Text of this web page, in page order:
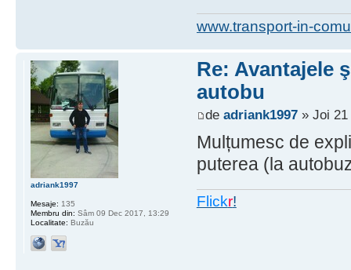
www.transport-in-
Re: Avantajele
autobu
de adriank1997» Joi 21
Mulțumesc de
puterea (la
Flickr!
adriank1997
Mesaje: 135
Membru din: Sâm 09 Dec 2017, 13:29
Localitate: Buzău